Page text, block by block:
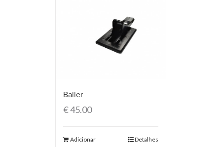
Bailer
€45.00
Adicionar Detalhes